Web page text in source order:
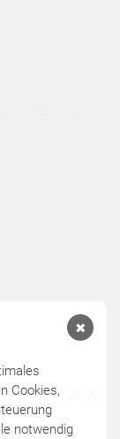
Cookies,
notwendig
✖